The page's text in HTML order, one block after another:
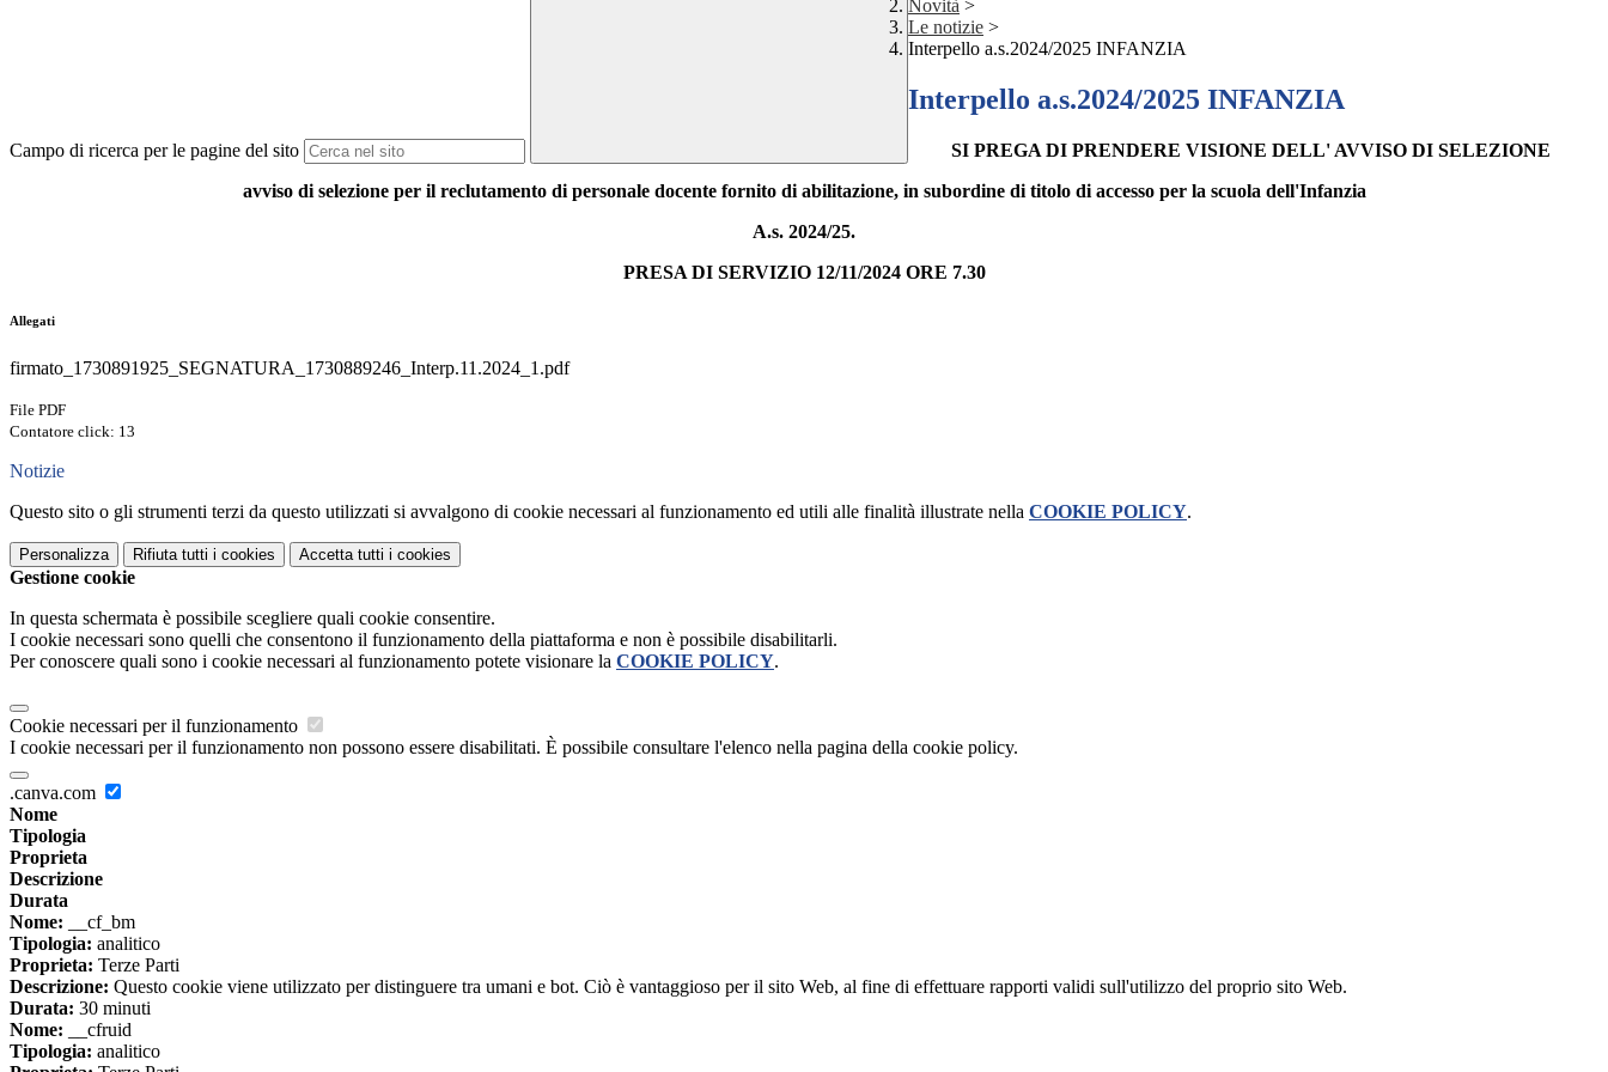
Campo di ricerca per le pagine del sito
Novità >
Le notizie >
Interpello a.s.2024/2025 INFANZIA
Interpello a.s.2024/2025 INFANZIA
SI PREGA DI PRENDERE VISIONE DELL' AVVISO DI SELEZIONE
avviso di selezione per il reclutamento di personale docente fornito di abilitazione, in subordine di titolo di accesso per la scuola dell'Infanzia
A.s. 2024/25.
PRESA DI SERVIZIO 12/11/2024 ORE 7.30
Allegati
firmato_1730891925_SEGNATURA_1730889246_Interp.11.2024_1.pdf
File PDF
Contatore click: 13
Notizie
Questo sito o gli strumenti terzi da questo utilizzati si avvalgono di cookie necessari al funzionamento ed utili alle finalità illustrate nella COOKIE POLICY.
Personalizza Rifiuta tutti i cookies Accetta tutti i cookies
Gestione cookie
In questa schermata è possibile scegliere quali cookie consentire.
I cookie necessari sono quelli che consentono il funzionamento della piattaforma e non è possibile disabilitarli.
Per conoscere quali sono i cookie necessari al funzionamento potete visionare la COOKIE POLICY.
Cookie necessari per il funzionamento
I cookie necessari per il funzionamento non possono essere disabilitati. È possibile consultare l'elenco nella pagina della cookie policy.
.canva.com
Nome
Tipologia
Proprieta
Descrizione
Durata
Nome: __cf_bm
Tipologia: analitico
Proprieta: Terze Parti
Descrizione: Questo cookie viene utilizzato per distinguere tra umani e bot. Ciò è vantaggioso per il sito Web, al fine di effettuare rapporti validi sull'utilizzo del proprio sito Web.
Durata: 30 minuti
Nome: __cfruid
Tipologia: analitico